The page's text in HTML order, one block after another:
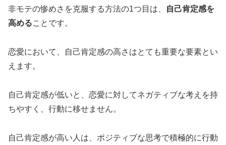
非モテの惨めさを克服する方法の1つ目は、
自己肯定感を
高めることです。
恋愛において、自己肯定感の高さはとても重要な要素とい
えます。
自己肯定感が低いと、恋愛に対してネガティブな考えを持
ちやすく、行動に移せません。
自己肯定感が高い人は、ポジティブな思考で積極的に行動